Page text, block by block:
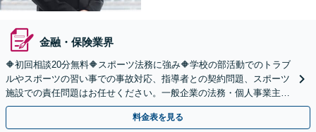
金融・保険業界
🔶初回相談20分無料🔶スポーツ法務に強み🔶学校の部活動でのトラブ
ルやスポーツの習い事での事故対応、指導者との契約問題、スポーツ
施設での責任問題はお任せください。一般企業の法務・個人事業主の
相談にも対応【顧問契約】【三ノ宮駅6分】
料金表を見る